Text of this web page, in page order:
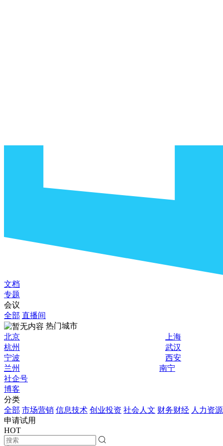
文档
专题
会议
全部 直播间
热门城市
北京
上海
杭州
武汉
宁波
西安
兰州
南宁
社企号
博客
分类
全部 市场营销 信息技术 创业投资 社会人文 财务财经 人力资源
申请试用
HOT